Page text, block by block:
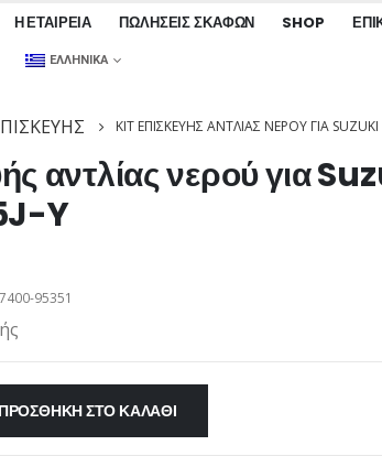
Η ΕΤΑΙΡΕΊΑ ΠΩΛΉΣΕΙΣ ΣΚΑΦΏΝ SHOP
ΕΛΛΗΝΙΚΆ
ΚΙΤ ΕΠΙΣΚΕΥΉΣ ΑΝΤΛΊΑΣ ΝΕΡΟΎ ΓΙΑ
αντλίας νερού για
Y
95351
ΠΡΟΣΘΉΚΗ ΣΤΟ ΚΑΛΆΘΙ